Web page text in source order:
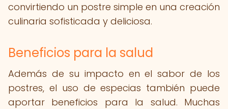
convirtiendo un postre simple en una creación
culinaria sofisticada y deliciosa.
Beneficios para la salud
Además de su impacto en el sabor de los
postres, el uso de especias también puede
aportar beneficios para la salud. Muchas